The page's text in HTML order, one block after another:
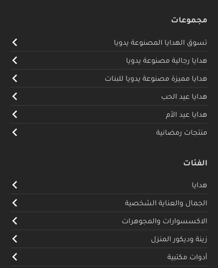
مجموعات
تسوق الهدايا المصنوعة يدويا
هدايا رجالية مصنوعة يدويا
هدايا مميزة مصنوعة يدويا للبنات
هدايا عيد الحب
هدايا عيد الأم
منتجات رمضانية
الفئات
هدايا
الجمال والعناية الشخصية
الاكسسوارات والمجوهرات
زينة وديكور المنزل
أدوات مكتبية